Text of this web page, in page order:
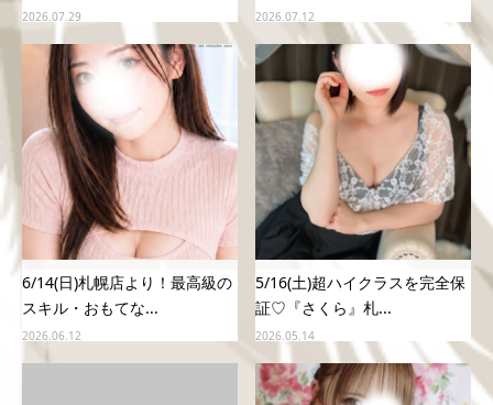
2026.07.29 2026.07.12
6/14(日)札幌店より！最高級の
スキル・おもてな...
2026.06.12
5/16(土)超ハイクラスを完全保
証♡『さくら』札...
2026.05.14